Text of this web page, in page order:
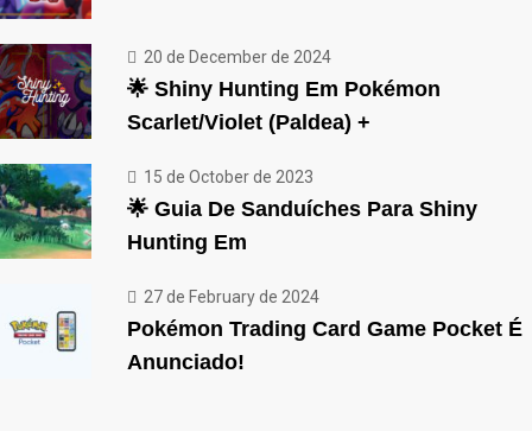
20 de December de 2024
🌟 Shiny Hunting Em Pokémon
Scarlet/Violet (Paldea) +
15 de October de 2023
🌟 Guia De Sanduíches Para Shiny
Hunting Em
27 de February de 2024
Pokémon Trading Card Game Pocket É
Anunciado!